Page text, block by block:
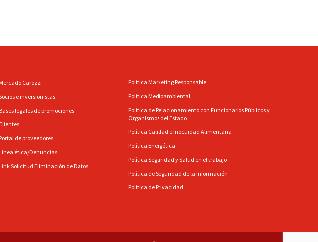
Mercado Carozzi
e inversionistas
Bases legales de promociones
Clientes
Portal de proveedores
Línea ética/Denuncias
Link Solicitud Eliminación de Datos
Política Marketing Responsable
Política Medioambiental
Política de Relacionamiento con Funcionarios Públicos y
Organismos del Estado
Política Calidad e Inocuidad Alimentaria
Política Energética
Política Seguridad y Salud en el trabajo
Política de Seguridad de la Información
Política de Privacidad